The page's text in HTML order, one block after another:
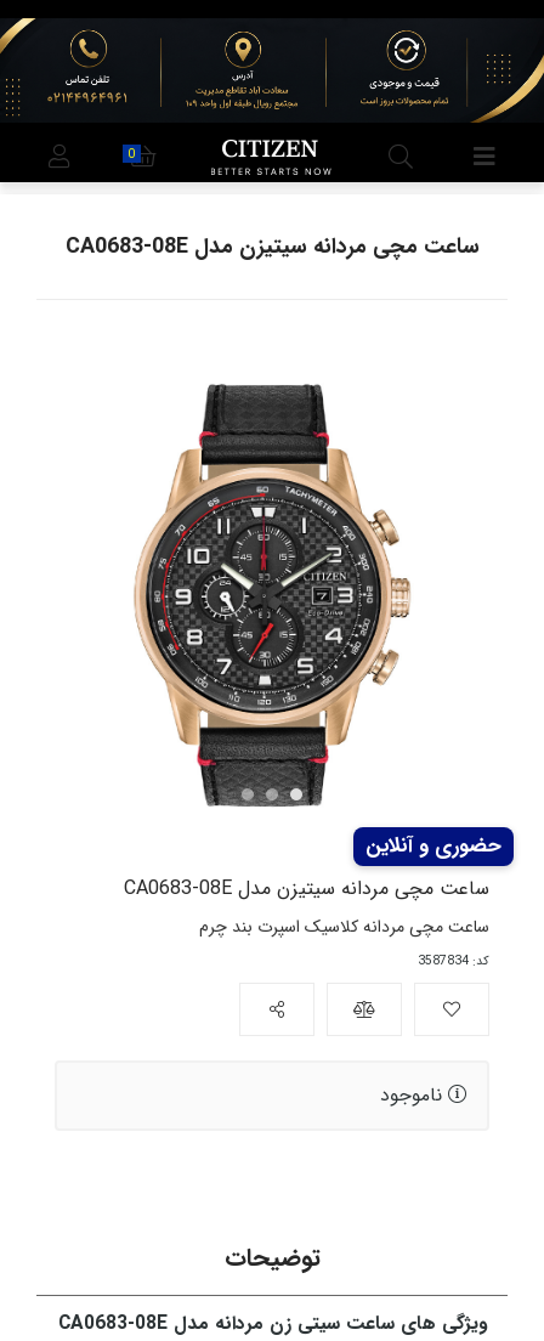
ساعت مچی مردانه سیتیزن مدل CA0683-08E
ساعت مچی مردانه سیتیزن مدل CA0683-08E
ساعت مچی مردانه کلاسیک اسپرت بند چرم
کد: 3587834
ناموجود
توضیحات
ویژگی های ساعت سیتی زن مردانه مدل CA0683-08E
0